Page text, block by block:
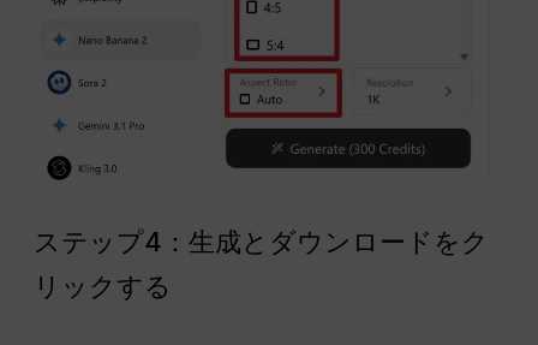
ステップ4：生成とダウンロードをク
リックする